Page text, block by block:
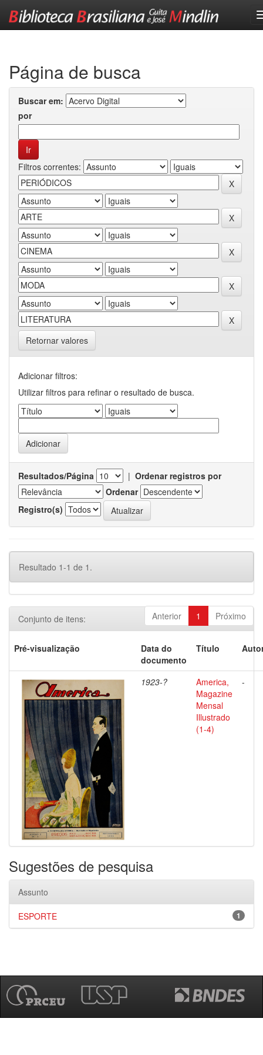
Página de busca
Buscar em:
por
Filtros correntes:
Retornar valores
Adicionar filtros:
Utilizar filtros para refinar o resultado de busca.
Resultados/Página | Ordenar registros por
Ordenar
Registro(s)
Resultado 1-1 de 1.
Anterior 1 Próximo
Conjunto de itens:
Pré-visualização
Data do
documento
Título
1923-?
America,
Magazine
Mensal
Illustrado
(1-4)
-
Sugestões de pesquisa
Assunto
1
ESPORTE